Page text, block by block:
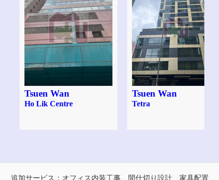
Tsuen Wan
Ho Lik Centre
Tsuen Wan
Tetra
追加サービス：オフィス内装工事、間仕切り設計、家具配置